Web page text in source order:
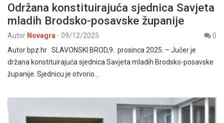
Održana konstituirajuća sjednica Savjeta
mladih Brodsko-posavske županije
Autor Novagra - 09/12/2025
0
Autor bpz.hr SLAVONSKI BROD,9. prosinca 2025. – Jučer je
držana konstituirajuća sjednica Savjeta mladih Brodsko-posavske
županije. Sjednicu je otvorio…